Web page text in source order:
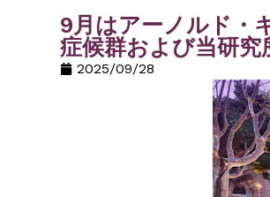
9月はアーノルド・
症候群および当研
2025/09/28